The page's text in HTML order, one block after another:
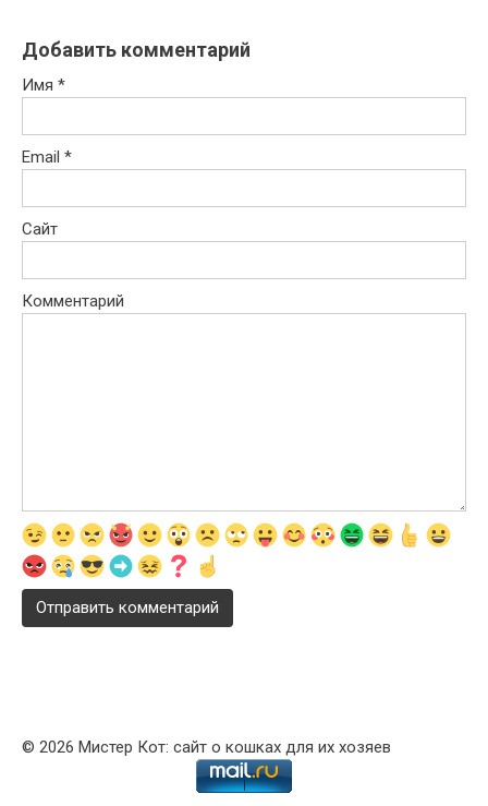
Добавить комментарий
Имя *
Email *
Сайт
Комментарий
© 2026 Мистер Кот: сайт о кошках для их хозяев